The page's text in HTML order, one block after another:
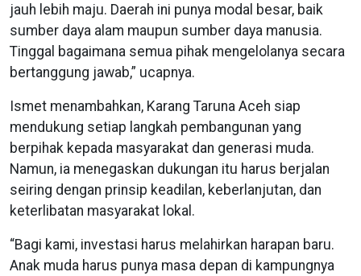
jauh lebih maju. Daerah ini punya modal besar, baik
sumber daya alam maupun sumber daya manusia.
Tinggal bagaimana semua pihak mengelolanya secara
bertanggung jawab,” ucapnya.
Ismet menambahkan, Karang Taruna Aceh siap
mendukung setiap langkah pembangunan yang
berpihak kepada masyarakat dan generasi muda.
Namun, ia menegaskan dukungan itu harus berjalan
seiring dengan prinsip keadilan, keberlanjutan, dan
keterlibatan masyarakat lokal.
“Bagi kami, investasi harus melahirkan harapan baru.
Anak muda harus punya masa depan di kampungnya